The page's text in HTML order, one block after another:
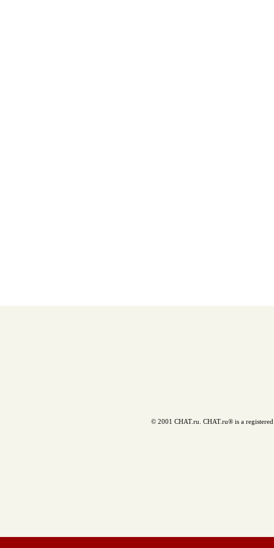
© 2001 CHAT.ru. CHAT.ru® is a